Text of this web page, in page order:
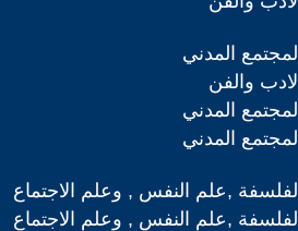
المجتمع المدني
الادب والفن
المجتمع المدني
المجتمع المدني
الفلسفة ,علم النفس , وعلم الاجتماع
الفلسفة ,علم النفس , وعلم الاجتماع